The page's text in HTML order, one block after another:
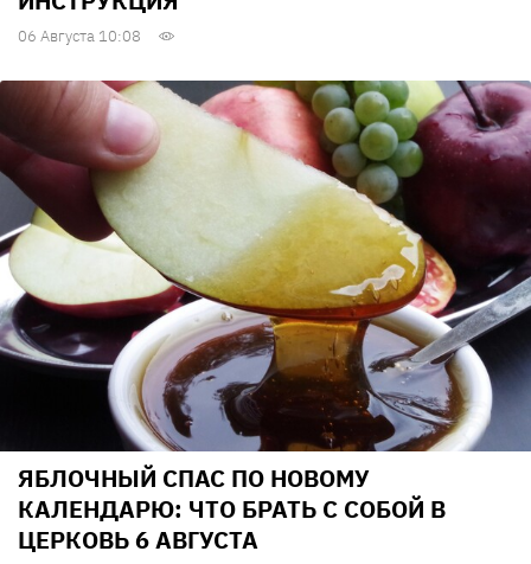
06 Августа 10:08
ЯБЛОЧНЫЙ СПАС ПО НОВОМУ
КАЛЕНДАРЮ: ЧТО БРАТЬ С СОБОЙ В
ЦЕРКОВЬ 6 АВГУСТА